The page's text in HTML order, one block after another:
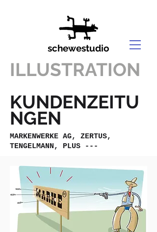
schewestudio
ILLUSTRATION
KUNDENZEITU
NGEN
MARKENWERKE AG, ZERTUS,
TENGELMANN, PLUS ---